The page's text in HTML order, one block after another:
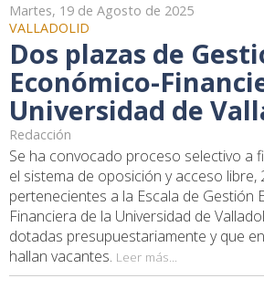
Martes, 19 de Agosto de 2025
VALLADOLID
Dos plazas de
Económico-
Universidad de
Redacción
Se ha convocado proceso selectivo a
el sistema de oposición y acceso libre,
pertenecientes a la Escala de Gestión
Financiera de la Universidad de
dotadas presupuestariamente y que
hallan vacantes. Leer más...